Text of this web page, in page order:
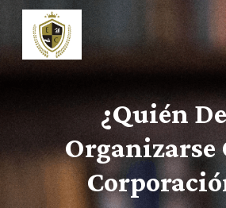
¿Quién
Organizarse